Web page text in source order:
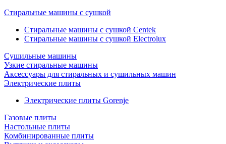
Стиральные машины с сушкой
Стиральные машины с сушкой Centek
Стиральные машины с сушкой Electrolux
Сушильные машины
Узкие стиральные машины
Аксессуары для стиральных и сушильных машин
Электрические плиты
Электрические плиты Gorenje
Газовые плиты
Настольные плиты
Комбинированные плиты